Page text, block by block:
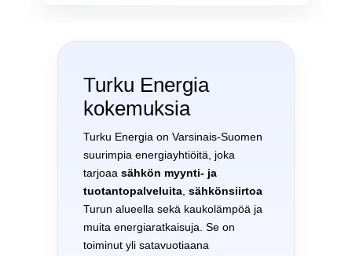
Turku Energia
kokemuksia
Turku Energia on Varsinais-Suomen
suurimpia energiayhtiöitä, joka
tarjoaa sähkön myynti- ja
tuotantopalveluita sähkönsiirtoa
Turun alueella sekä kaukolämpöä ja
muita energiaratkaisuja. Se on
toiminut yli satavuotiaana